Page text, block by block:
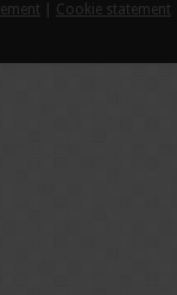
Cookie statement